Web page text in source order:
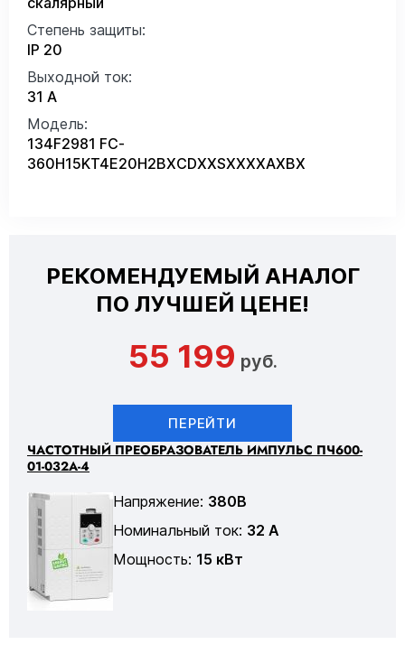
Степень защиты:
IP 20
Выходной ток:
31 А
Модель:
134F2981 FC-
360H15KT4E20H2BXCDXXSXXXXAXBX
РЕКОМЕНДУЕМЫЙ АНАЛОГ
ПО ЛУЧШЕЙ ЦЕНЕ!
55 199 руб.
ПЕРЕЙТИ
ЧАСТОТНЫЙ ПРЕОБРАЗОВАТЕЛЬ ИМПУЛЬС ПЧ600-
01-032А-4
Напряжение: 380В
Номинальный ток: 32 А
Мощность: 15 кВт